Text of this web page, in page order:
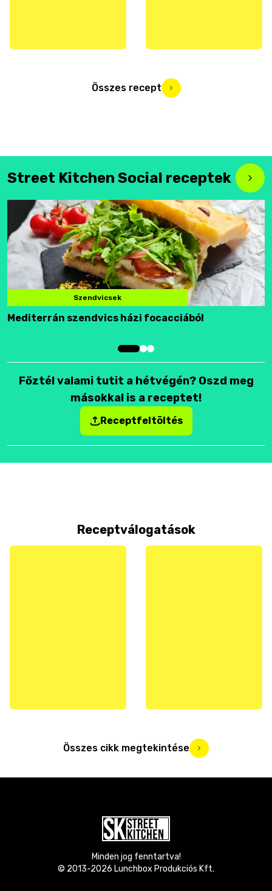
Összes recept
Street Kitchen Social receptek
Szendvicsek
Mediterrán szendvics házi focacciából
Főztél valami tutit a hétvégén? Oszd meg
másokkal is a receptet!
Receptfeltöltés
Receptválogatások
Összes cikk megtekintése
Minden jog fenntartva!
© 2013-2026 Lunchbox Produkciós Kft.